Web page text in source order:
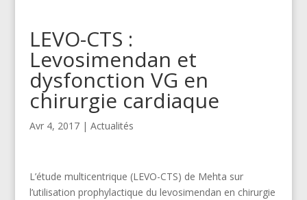
LEVO-CTS :
Levosimendan et
dysfonction VG en
chirurgie cardiaque
Avr 4, 2017| Actualités
L’étude multicentrique (LEVO-CTS) de Mehta sur
l’utilisation prophylactique du levosimendan en chirurgie